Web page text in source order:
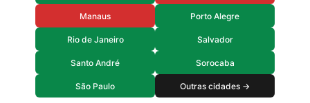
Manaus Porto Alegre
Rio de Janeiro Salvador
Santo André Sorocaba
São Paulo Outras cidades →